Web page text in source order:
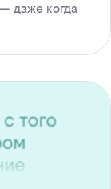
даже когда